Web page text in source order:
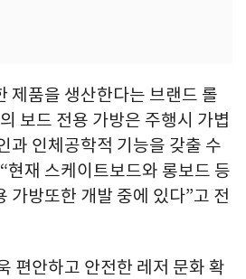
제품을 생산한다는 브랜드 롤
보드 전용 가방은 주행시 가볍
과 인체공학적 기능을 갖출 수
현재 스케이트보드와 롱보드 등
가방또한 개발 중에 있다”고 전
편안하고 안전한 레저 문화 확